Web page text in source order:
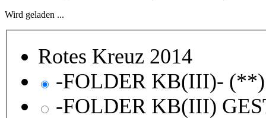
Wird geladen ...
Rotes Kreuz 2014